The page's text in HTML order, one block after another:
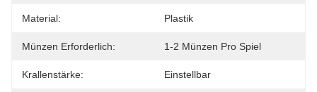
Material: Plastik
Münzen Erforderlich: 1-2 Münzen Pro Spiel
Krallenstärke: Einstellbar